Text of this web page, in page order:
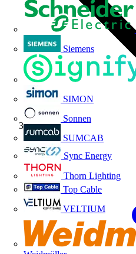
Siemens
SIMON
Sonnen
SUMCAB
Sync Energy
Thorn Lighting
Top Cable
VELTIUM
ABB